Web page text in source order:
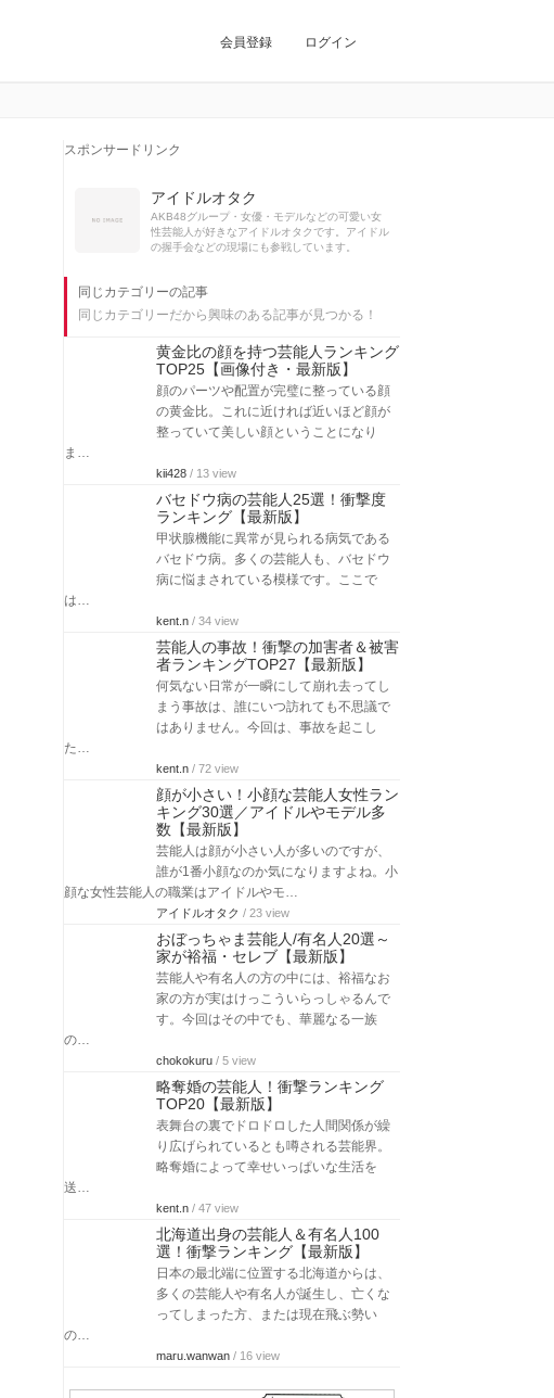
会員登録 ログイン
スポンサードリンク
アイドルオタク
AKB48グループ・女優・モデルなどの可愛い女
性芸能人が好きなアイドルオタクです。アイドル
の握手会などの現場にも参戦しています。
同じカテゴリーの記事
同じカテゴリーだから興味のある記事が見つかる！
黄金比の顔を持つ芸能人ランキング
TOP25【画像付き・最新版】
顔のパーツや配置が完璧に整っている顔
の黄金比。これに近ければ近いほど顔が
整っていて美しい顔ということになり
ま…
kii428 / 13 view
バセドウ病の芸能人25選！衝撃度
ランキング【最新版】
甲状腺機能に異常が見られる病気である
バセドウ病。多くの芸能人も、バセドウ
病に悩まされている模様です。ここで
は…
kent.n / 34 view
芸能人の事故！衝撃の加害者＆被害
者ランキングTOP27【最新版】
何気ない日常が一瞬にして崩れ去ってし
まう事故は、誰にいつ訪れても不思議で
はありません。今回は、事故を起こし
た…
kent.n / 72 view
顔が小さい！小顔な芸能人女性ラン
キング30選／アイドルやモデル多
数【最新版】
芸能人は顔が小さい人が多いのですが、
誰が1番小顔なのか気になりますよね。小
顔な女性芸能人の職業はアイドルやモ…
アイドルオタク / 23 view
おぼっちゃま芸能人/有名人20選～
家が裕福・セレブ【最新版】
芸能人や有名人の方の中には、裕福なお
家の方が実はけっこういらっしゃるんで
す。今回はその中でも、華麗なる一族
の…
chokokuru / 5 view
略奪婚の芸能人！衝撃ランキング
TOP20【最新版】
表舞台の裏でドロドロした人間関係が繰
り広げられているとも噂される芸能界。
略奪婚によって幸せいっぱいな生活を
送…
kent.n / 47 view
北海道出身の芸能人＆有名人100
選！衝撃ランキング【最新版】
日本の最北端に位置する北海道からは、
多くの芸能人や有名人が誕生し、亡くな
ってしまった方、または現在飛ぶ勢い
の…
maru.wanwan / 16 view